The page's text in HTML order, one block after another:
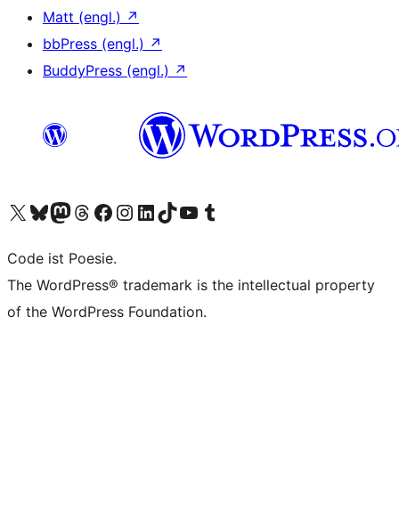
Matt (engl.) ↗
bbPress (engl.) ↗
BuddyPress (engl.) ↗
Unser X-Konto (früher Twitter) besuchen
Unser Bluesky-Konto besuchen
Unser Mastodon-Konto besuchen
Unser Threads-Konto besuchen
Unsere Facebook-Seite besuchen
Unser Instagram-Konto besuchen
Unser LinkedIn-Konto besuchen
Unser TikTok-Konto besuchen
Unseren YouTube-Kanal besuchen
Unser Tumblr-Konto besuchen
Code ist Poesie.
The WordPress® trademark is the intellectual property
of the WordPress Foundation.